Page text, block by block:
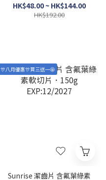
HK$48.00 ~ HK$144.00
HK$192.00
🎊八月優惠🎊買三送一🤩
Sunrise 潔齒片 含氟葉綠素